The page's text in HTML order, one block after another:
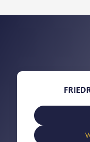
DISTANCE DE L'AÉROPORT :
RÉSULTATS DES LYCÉES